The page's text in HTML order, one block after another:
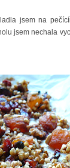
jsem na
jsem nechala